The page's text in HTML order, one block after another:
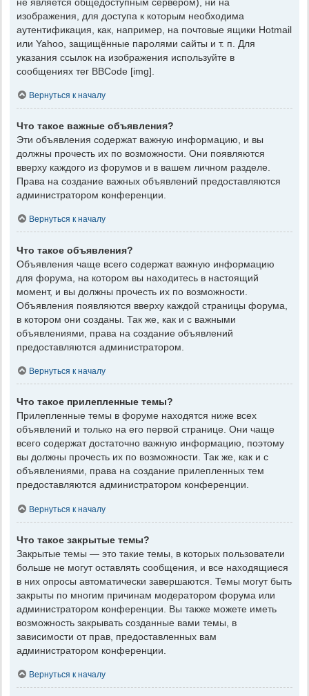
изображения, для доступа к которым необходима
аутентификация, как, например, на почтовые ящики Hotmail
или Yahoo, защищённые паролями сайты и т. п. Для
указания ссылок на изображения используйте в
сообщениях тег BBCode [img].
Вернуться к началу
Что такое важные объявления?
Эти объявления содержат важную информацию, и вы
должны прочесть их по возможности. Они появляются
вверху каждого из форумов и в вашем личном разделе.
Права на создание важных объявлений предоставляются
администратором конференции.
Вернуться к началу
Что такое объявления?
Объявления чаще всего содержат важную информацию
для форума, на котором вы находитесь в настоящий
момент, и вы должны прочесть их по возможности.
Объявления появляются вверху каждой страницы форума,
в котором они созданы. Так же, как и с важными
объявлениями, права на создание объявлений
предоставляются администратором.
Вернуться к началу
Что такое прилепленные темы?
Прилепленные темы в форуме находятся ниже всех
объявлений и только на его первой странице. Они чаще
всего содержат достаточно важную информацию, поэтому
вы должны прочесть их по возможности. Так же, как и с
объявлениями, права на создание прилепленных тем
предоставляются администратором конференции.
Вернуться к началу
Что такое закрытые темы?
Закрытые темы — это такие темы, в которых пользователи
больше не могут оставлять сообщения, и все находящиеся
в них опросы автоматически завершаются. Темы могут быть
закрыты по многим причинам модератором форума или
администратором конференции. Вы также можете иметь
возможность закрывать созданные вами темы, в
зависимости от прав, предоставленных вам
администратором конференции.
Вернуться к началу